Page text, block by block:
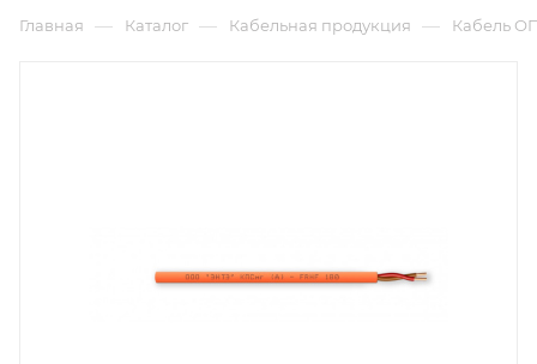
Главная — Каталог — Кабельная продукция — Кабель